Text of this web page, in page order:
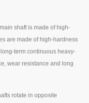
shaft is made of high-
are made of high-hardness
term continuous heavy-
wear resistance and long
rotate in opposite